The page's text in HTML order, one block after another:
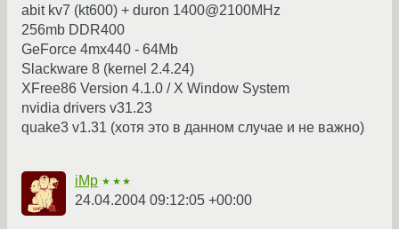
abit kv7 (kt600) + duron 1400@2100MHz
256mb DDR400
GeForce 4mx440 - 64Mb
Slackware 8 (kernel 2.4.24)
XFree86 Version 4.1.0 / X Window System
nvidia drivers v31.23
quake3 v1.31 (хотя это в данном случае и не важно)
iMp ★★★
24.04.2004 09:12:05 +00:00